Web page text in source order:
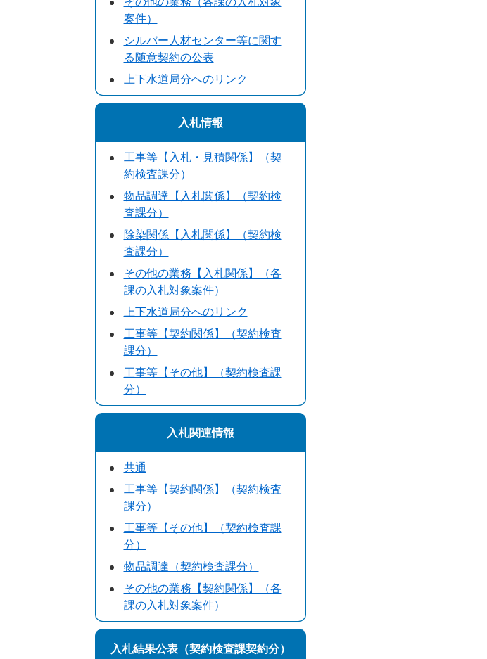
案件）
シルバー人材センター等に関す
る随意契約の公表
上下水道局分へのリンク
入札情報
工事等【入札・見積関係】（契
約検査課分）
物品調達【入札関係】（契約検
査課分）
除染関係【入札関係】（契約検
査課分）
その他の業務【入札関係】（各
課の入札対象案件）
上下水道局分へのリンク
工事等【契約関係】（契約検査
課分）
工事等【その他】（契約検査課
分）
入札関連情報
共通
工事等【契約関係】（契約検査
課分）
工事等【その他】（契約検査課
分）
物品調達（契約検査課分）
その他の業務【契約関係】（各
課の入札対象案件）
入札結果公表（契約検査課契約分）